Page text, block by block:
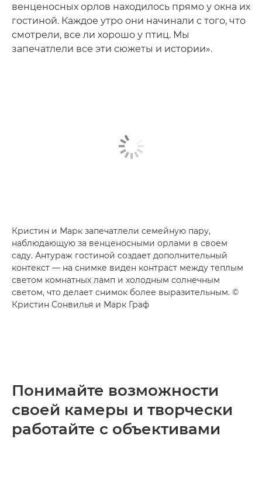
венценосных орлов находилось прямо у окна их
гостиной. Каждое утро они начинали с того, что
смотрели, все ли хорошо у птиц. Мы
запечатлели все эти сюжеты и истории».
Кристин и Марк запечатлели семейную пару,
наблюдающую за венценосными орлами в своем
саду. Антураж гостиной создает дополнительный
контекст — на снимке виден контраст между теплым
светом комнатных ламп и холодным солнечным
светом, что делает снимок более выразительным. ©
Кристин Сонвилья и Марк Граф
Понимайте возможности
своей камеры и творчески
работайте с объективами